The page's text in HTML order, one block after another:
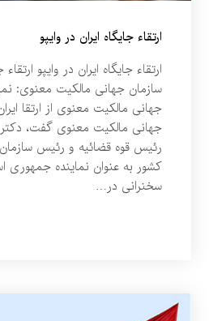
ارتقاء جایگاه ایران در وایپو
ارتقاء جایگاه ایران در وایپو
سازمان جهانی مالکیت معنوی:
جهانی مالکیت معنوی از ارتقا
جهانی مالکیت معنوی گفت،
رئیس قوه قضائیه و رئیس
کشور به عنوان نماینده جمهوری
سخنرانی در…